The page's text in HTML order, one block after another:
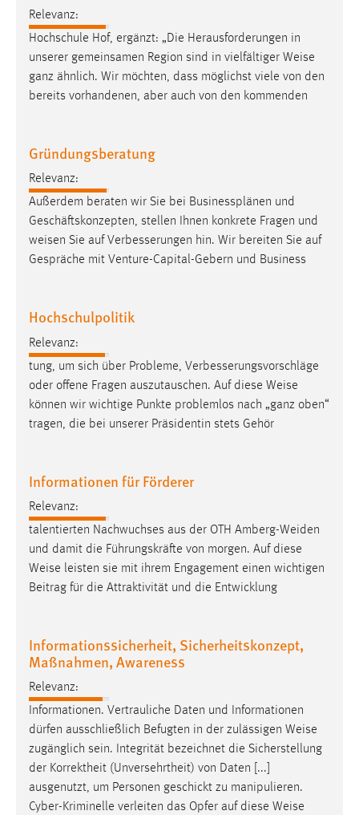
Relevanz:
Hochschule Hof, ergänzt: „Die Herausforderungen in
unserer gemeinsamen Region sind in vielfältiger Weise
ganz ähnlich. Wir möchten, dass möglichst viele von den
bereits vorhandenen, aber auch von den kommenden
Gründungsberatung
Relevanz:
Außerdem beraten wir Sie bei Businessplänen und
Geschäftskonzepten, stellen Ihnen konkrete Fragen und
weisen Sie auf Verbesserungen hin. Wir bereiten Sie auf
Gespräche mit Venture-Capital-Gebern und Business
Hochschulpolitik
Relevanz:
tung, um sich über Probleme, Verbesserungsvorschläge
oder offene Fragen auszutauschen. Auf diese Weise
können wir wichtige Punkte problemlos nach „ganz oben“
tragen, die bei unserer Präsidentin stets Gehör
Informationen für Förderer
Relevanz:
talentierten Nachwuchses aus der OTH Amberg-Weiden
und damit die Führungskräfte von morgen. Auf diese
Weise leisten sie mit ihrem Engagement einen wichtigen
Beitrag für die Attraktivität und die Entwicklung
Informationssicherheit, Sicherheitskonzept,
Maßnahmen, Awareness
Relevanz:
Informationen. Vertrauliche Daten und Informationen
dürfen ausschließlich Befugten in der zulässigen Weise
zugänglich sein. Integrität bezeichnet die Sicherstellung
der Korrektheit (Unversehrtheit) von Daten [...]
ausgenutzt, um Personen geschickt zu manipulieren.
Cyber-Kriminelle verleiten das Opfer auf diese Weise